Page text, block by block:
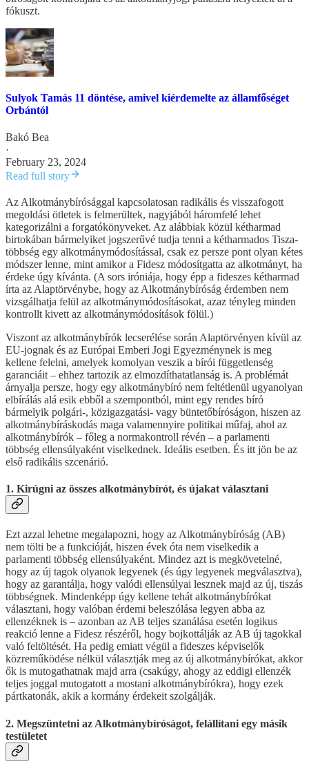
fókuszt.
Sulyok Tamás 11 döntése, amivel kiérdemelte az államfőséget
Orbántól
Bakó Bea
·
February 23, 2024
Read full story
Az Alkotmánybírósággal kapcsolatosan radikális és visszafogott
megoldási ötletek is felmerültek, nagyjából háromfelé lehet
kategorizálni a forgatókönyveket. Az alábbiak közül kétharmad
birtokában bármelyiket jogszerűvé tudja tenni a kétharmados Tisza-
többség egy alkotmánymódosítással, csak ez persze pont olyan kétes
módszer lenne, mint amikor a Fidesz módosítgatta az alkotmányt, ha
érdeke úgy kívánta. (A sors iróniája, hogy épp a fideszes kétharmad
írta az Alaptörvénybe, hogy az Alkotmánybíróság érdemben nem
vizsgálhatja felül az alkotmánymódosításokat, azaz tényleg minden
kontrollt kivett az alkotmánymódosítások fölül.)
Viszont az alkotmánybírók lecserélése során Alaptörvényen kívül az
EU-jognak és az Európai Emberi Jogi Egyezménynek is meg
kellene felelni, amelyek komolyan veszik a bírói függetlenség
garanciáit – ehhez tartozik az elmozdíthatatlanság is. A problémát
árnyalja persze, hogy egy alkotmánybíró nem feltétlenül ugyanolyan
elbírálás alá esik ebből a szempontból, mint egy rendes bíró
bármelyik polgári-, közigazgatási- vagy büntetőbíróságon, hiszen az
alkotmánybíráskodás maga valamennyire politikai műfaj, ahol az
alkotmánybírók – főleg a normakontroll révén – a parlamenti
többség ellensúlyaként viselkednek. Ideális esetben. És itt jön be az
első radikális szcenárió.
1. Kirúgni az összes alkotmánybírót, és újakat választani
Ezt azzal lehetne megalapozni, hogy az Alkotmánybíróság (AB)
nem tölti be a funkcióját, hiszen évek óta nem viselkedik a
parlamenti többség ellensúlyaként. Mindez azt is megkövetelné,
hogy az új tagok olyanok legyenek (és úgy legyenek megválasztva),
hogy az garantálja, hogy valódi ellensúlyai lesznek majd az új, tiszás
többségnek. Mindenképp úgy kellene tehát alkotmánybírókat
választani, hogy valóban érdemi beleszólása legyen abba az
ellenzéknek is – azonban az AB teljes szanálása esetén logikus
reakció lenne a Fidesz részéről, hogy bojkottálják az AB új tagokkal
való feltöltését. Ha pedig emiatt végül a fideszes képviselők
közreműködése nélkül választják meg az új alkotmánybírókat, akkor
ők is mutogathatnak majd arra (csakúgy, ahogy az eddigi ellenzék
teljes joggal mutogatott a mostani alkotmánybírókra), hogy ezek
pártkatonák, akik a kormány érdekeit szolgálják.
2. Megszüntetni az Alkotmánybíróságot, felállítani egy másik
testületet